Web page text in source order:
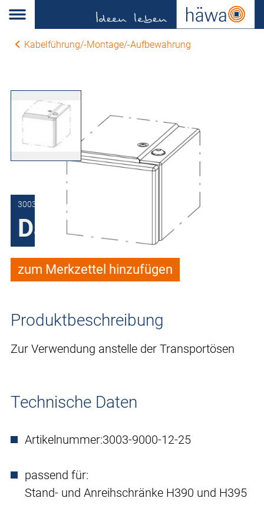
Kabelführung/-Montage/-Aufbewahrung
3003-9000-12-25
Dachschraube
zum Merkzettel hinzufügen
Produktbeschreibung
Zur Verwendung anstelle der Transportösen
Technische Daten
Artikelnummer:3003-9000-12-25
passend für:
Stand- und Anreihschränke H390 und H395